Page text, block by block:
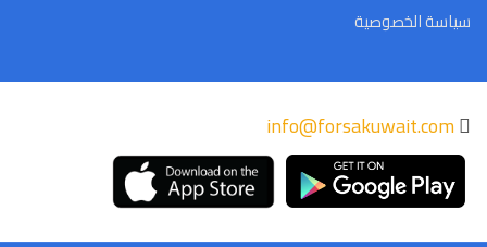
سياسة الخصوصية
info@forsakuwait.com